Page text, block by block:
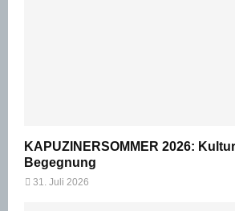
KAPUZINERSOMMER 2026:
Begegnung
31. Juli 2026